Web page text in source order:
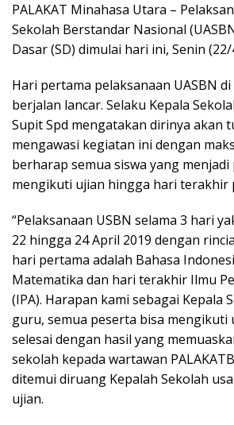
PALAKAT Minahasa Utara –
Sekolah Berstandar Nasional
Dasar (SD) dimulai hari ini, Senin (22/
Hari pertama pelaksanaan UASBN
berjalan lancar. Selaku Kepala
Supit Spd mengatakan dirinya akan
mengawasi kegiatan ini dengan
berharap semua siswa yang menjadi
mengikuti ujian hingga hari terakhir
“Pelaksanaan USBN selama 3 hari
22 hingga 24 April 2019 dengan
hari pertama adalah Bahasa
Matematika dan hari terakhir Ilmu
(IPA). Harapan kami sebagai Kepala
guru, semua peserta bisa mengikuti
selesai dengan hasil yang
sekolah kepada wartawan
ditemui diruang Kepalah Sekolah
ujian.